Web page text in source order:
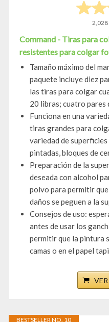
2,028
Command - Tiras para
resistentes para colgar
Tamaño máximo del
paquete incluye diez
las tiras para colgar
20 libras; cuatro pares
Funciona en una
tiras grandes para
variedad de
pintadas, bloques de
Preparación de la
deseada con alcohol
polvo para permitir
daños se peguen a la
Consejos de uso:
antes de usar los
permitir que la pintura
camas o en el papel
BESTSELLER NO. 10